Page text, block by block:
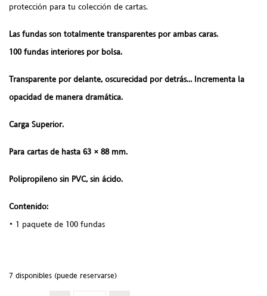
protección para tu colección de cartas.
Las fundas son totalmente transparentes por ambas caras.
100 fundas interiores por bolsa.
Transparente por delante, oscurecidad por detrás… Incrementa la
opacidad de manera dramática.
Carga Superior.
Para cartas de hasta 63 × 88 mm.
Polipropileno sin PVC, sin ácido.
Contenido:
• 1 paquete de 100 fundas
7 disponibles (puede reservarse)